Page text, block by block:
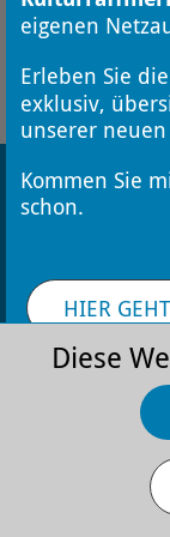
Kontakt
Impressum
Die Monheimer
eigenen
Erleben Sie
exklusiv,
unserer
Kommen Sie
schon.
HIER
Diese